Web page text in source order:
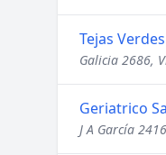
Tejas
Galicia 2686,
Geriatrico
J A García